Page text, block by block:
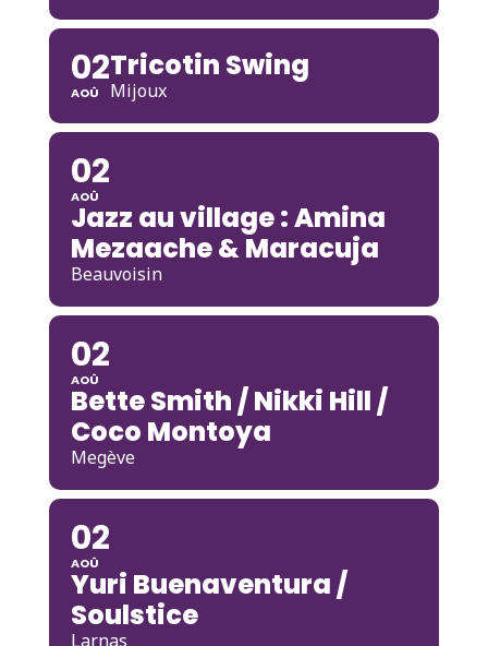
02
AOÛ
Tricotin Swing
Mijoux
02
AOÛ
Jazz au village : Amina
Mezaache & Maracuja
Beauvoisin
02
AOÛ
Bette Smith / Nikki Hill /
Coco Montoya
Megève
02
AOÛ
Yuri Buenaventura /
Soulstice
Larnas